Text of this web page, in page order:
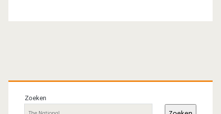
Primaire
sidebar
Zoeken